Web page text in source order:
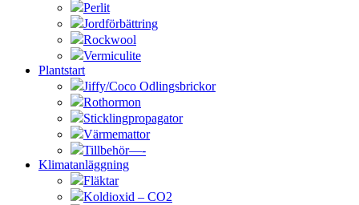
Perlit
Jordförbättring
Rockwool
Vermiculite
Plantstart
Jiffy/Coco Odlingsbrickor
Rothormon
Sticklingpropagator
Värmemattor
Tillbehör—-
Klimatanläggning
Fläktar
Koldioxid – CO2